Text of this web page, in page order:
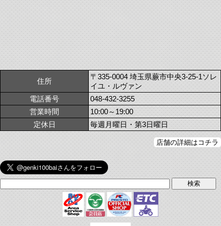
住所
〒335-0004 埼玉県蕨市中央3-25-1ソレ
イユ・ルヴァン
電話番号
048-432-3255
営業時間
10:00～19:00
定休日
毎週月曜日・第3日曜日
店舗の詳細はコチラ